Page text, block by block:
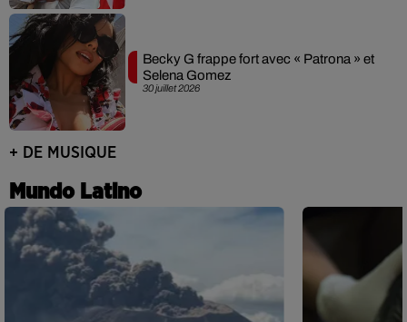
30 juillet 2026
Becky G frappe fort avec « Patrona » et
Selena Gomez
+ DE MUSIQUE
Mundo Latino